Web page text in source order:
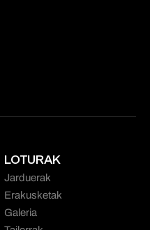
LOTURAK
Jarduerak
Erakusketak
Galeria